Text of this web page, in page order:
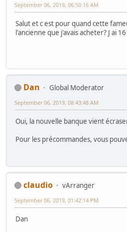
September 06, 2019, 06:50:16 AM
Salut et c est pour quand cette
l'ancienne que j'avais acheter? J ai
Dan
Global Moderator
September 06, 2019, 08:43:48 AM
Oui, la nouvelle banque vient
Pour les précommandes, vous
claudio
vArranger
September 06, 2019, 01:42:14 PM
Dan